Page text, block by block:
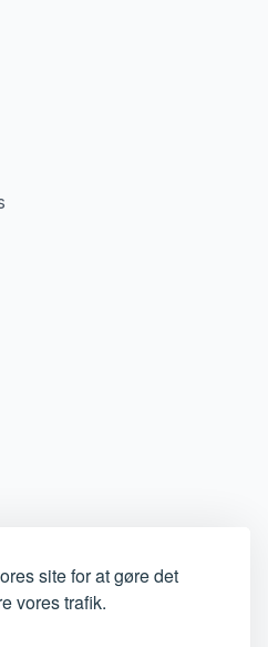
site for at gøre det
vores trafik.